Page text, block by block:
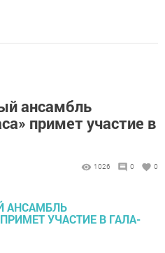
ансамбль
примет участие в
1026 0 0